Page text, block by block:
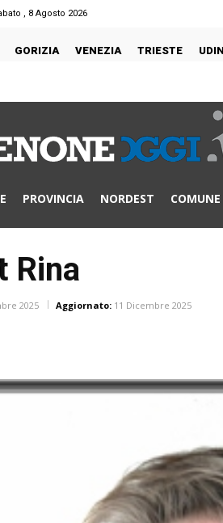
, 8 Agosto 2026
GORIZIA VENEZIA TRIESTE
PROVINCIA NORDEST
Rina
2025 Aggiornato: 11 Dicembre 2025